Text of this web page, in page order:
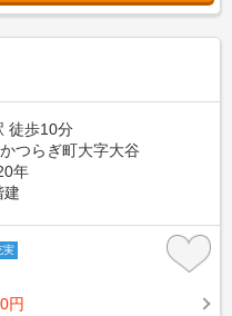
徒歩10分
つらぎ町大字大谷
年
建
実
円